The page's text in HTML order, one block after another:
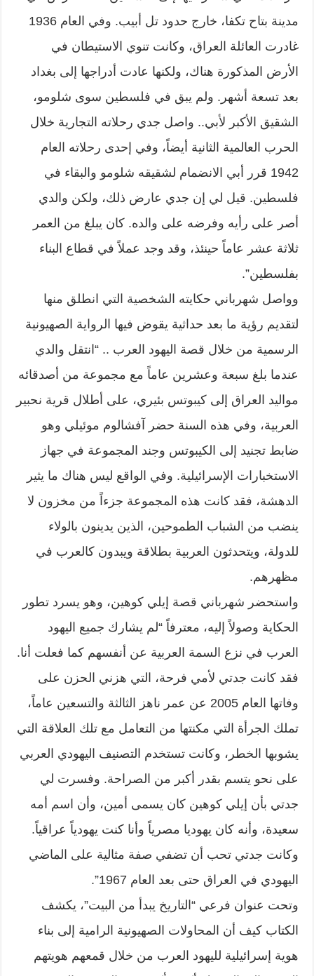
مدينة بتاح تكفا، خارج حدود تل أبيب. وفي العام 1936
غادرت العائلة العراق، وكانت تنوي الاستيطان في
الأرض المذكورة هناك، ولكنها عادت أدراجها إلى بغداد
بعد تسعة أشهر. ولم يبق في فلسطين سوى شلومو،
الشقيق الأكبر لأبي.. واصل جدي رحلاته التجارية خلال
الحرب العالمية الثانية أيضاً، وفي إحدى رحلاته العام
1942 قرر أبي الانضمام لشقيقه شلومو والبقاء في
فلسطين. قيل لي إن جدي عارض ذلك، ولكن والدي
أصر على رأيه وفرضه على والده. كان يبلغ من العمر
ثلاثة عشر عاماً حينئذ، وقد وجد عملاً في قطاع البناء
بفلسطين”.
وواصل شهرباني حكايته الشخصية التي انطلق منها
لتقديم رؤية ما بعد حداثية يقوض فيها الرواية الصهيونية
الرسمية من خلال قصة اليهود العرب .. “انتقل والدي
عندما بلغ سبعة وعشرين عاماً مع مجموعة من أصدقائه
مواليد العراق إلى كيبوتس بئيري، على أطلال قرية نحبير
العربية، وفي هذه السنة حضر آفشالوم موئيلي وهو
ضابط تجنيد إلى الكيبوتس وجند المجموعة في جهاز
الاستخبارات الإسرائيلية. وفي الواقع ليس هناك ما يثير
الدهشة، فقد كانت هذه المجموعة جزءاً من مخزون لا
ينضب من الشباب الطموحين، الذين يدينون بالولاء
للدولة، ويتحدثون العربية بطلاقة ويبدون كالعرب في
مظهرهم.
واستحضر شهرباني قصة إيلي كوهين، وهو يسرد تطور
الحكاية وصولاً إليه، معترفاً “لم يشارك جميع اليهود
العرب في نزع السمة العربية عن أنفسهم كما فعلت أنا.
فقد كانت جدتي لأمي فرحة، التي هزني الحزن على
وفاتها العام 2005 عن عمر ناهز الثالثة والتسعين عاماً،
تملك الجرأة التي مكنتها من التعامل مع تلك العلاقة التي
يشوبها الخطر، وكانت تستخدم التصنيف اليهودي العربي
على نحو يتسم بقدر أكبر من الصراحة. وفسرت لي
جدتي بأن إيلي كوهين كان يسمى أمين، وأن اسم أمه
سعيدة، وأنه كان يهوديا مصرياً وأنا كنت يهودياً عراقياً.
وكانت جدتي تحب أن تضفي صفة مثالية على الماضي
اليهودي في العراق حتى بعد العام 1967”.
وتحت عنوان فرعي “التاريخ يبدأ من البيت”، يكشف
الكتاب كيف أن المحاولات الصهيونية الرامية إلى بناء
هوية إسرائيلية لليهود العرب من خلال قمعهم هويتهم